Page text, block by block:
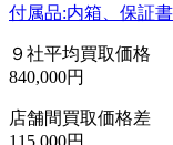
付属品:内箱、保証書
９社平均買取価格
840,000円
店舗間買取価格差
115,000円